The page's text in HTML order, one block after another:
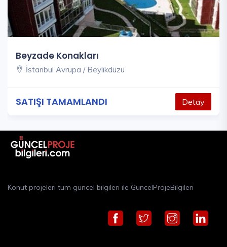
Beyzade Konakları
İstanbul Avrupa / Beylikdüzü
SATIŞI TAMAMLANDI Detay
Konut projeleri tüm güncel bilgileri ile GuncelProjeBilgileri